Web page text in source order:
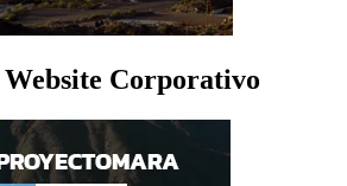
Corporativo